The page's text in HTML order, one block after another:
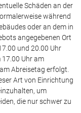
Schäden an der
während
oder an dem in
angegebenen Ort
und 20.00 Uhr
17.00 Uhr am
Abreisetag erfolgt.
Art von Einrichtung
um
die nur schwer zu